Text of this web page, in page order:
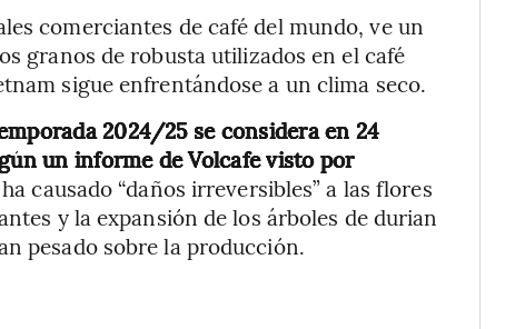
comerciantes de café del mundo, ve un
granos de robusta utilizados en el café
sigue enfrentándose a un clima seco.
2024/25 se considera en 24
un informe de Volcafe visto por
causado “daños irreversibles” a las flores
y la expansión de los árboles de durian
pesado sobre la producción.